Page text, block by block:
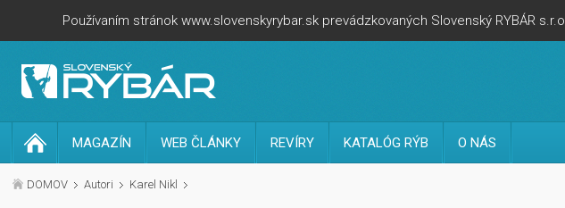
Používaním stránok www.slovenskyrybar.sk prevádzkovaných Slovenský RYBÁR
MAGAZÍN WEB ČLÁNKY REVÍRY KATALÓG RÝB O NÁS
DOMOV Autori Karel Nikl